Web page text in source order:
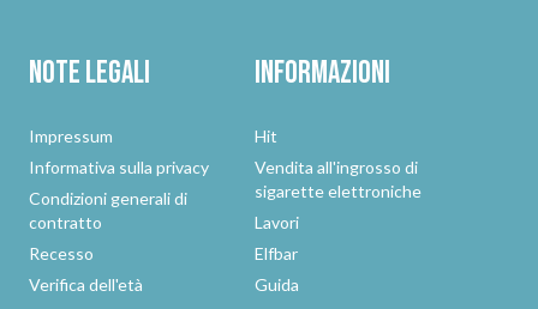
Note legali
Impressum
Informativa sulla privacy
Condizioni generali di
contratto
Recesso
Verifica dell'età
Informazioni
Hit
Vendita all'ingrosso di
sigarette elettroniche
Lavori
Elfbar
Guida